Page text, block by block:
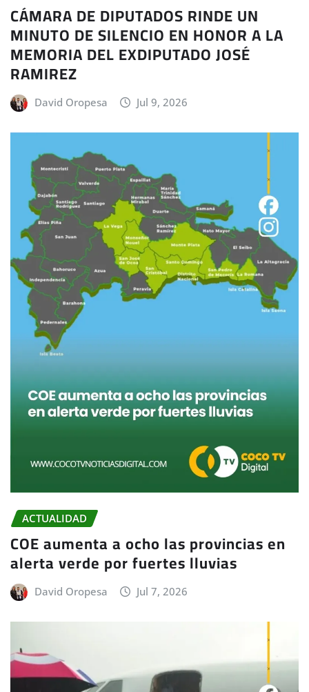
CÁMARA DE DIPUTADOS RINDE UN
MINUTO DE SILENCIO EN HONOR A LA
MEMORIA DEL EXDIPUTADO JOSÉ
RAMIREZ
David Oropesa Jul 9, 2026
ACTUALIDAD
COE aumenta a ocho las provincias en
alerta verde por fuertes lluvias
David Oropesa Jul 7, 2026